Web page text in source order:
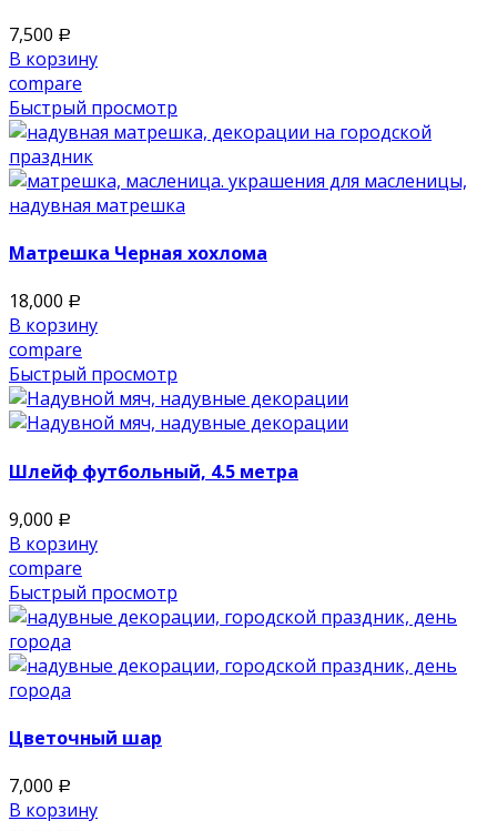
7,500 Р
В корзину
compare
Быстрый просмотр
Матрешка Черная хохлома
18,000 Р
В корзину
compare
Быстрый просмотр
Шлейф футбольный, 4.5 метра
9,000 Р
В корзину
compare
Быстрый просмотр
Цветочный шар
7,000 Р
В корзину